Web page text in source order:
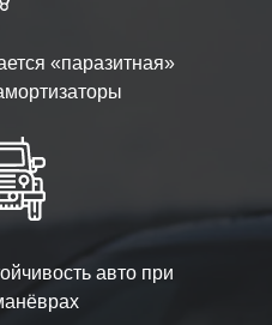
«паразитная»
авто при